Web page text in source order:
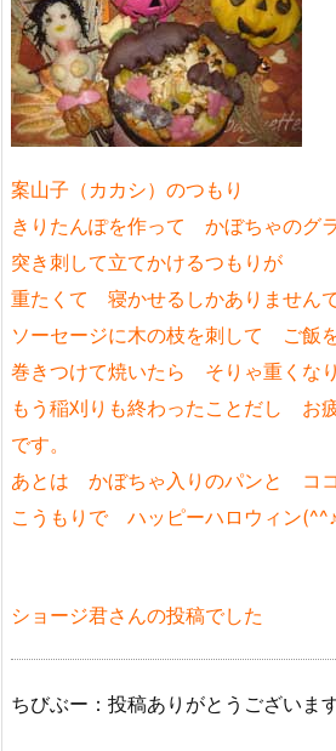
案山子（カカシ）のつもり
きりたんぽを作って かぼちゃのグ
突き刺して立てかけるつもりが
重たくて 寝かせるしかありませんで
ソーセージに木の枝を刺して ご飯
巻きつけて焼いたら そりゃ重くなり
もう稲刈りも終わったことだし お
です。
あとは かぼちゃ入りのパンと コ
こうもりで ハッピーハロウィン(^^♪
ショージ君さんの投稿でした
ちびぶー：投稿ありがとうございます